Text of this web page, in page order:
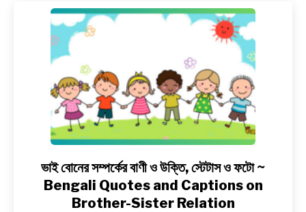
for
Happy
Marriage
Anniversary
link
to
ভাই
ভাই বোনের সম্পর্কের বাণী ও উক্তি, স্টেটাস ও ফটো ~
Bengali Quotes and Captions on
Brother-Sister Relation